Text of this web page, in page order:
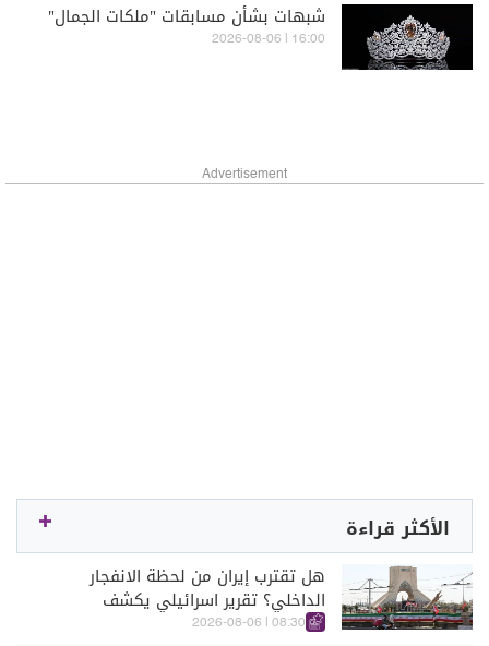
شبهات بشأن مسابقات "ملكات الجمال"
16:00 | 2026-08-06
Advertisement
الأكثر قراءة
هل تقترب إيران من لحظة الانفجار
الداخلي؟ تقرير اسرائيلي يكشف
الكواليس
08:30 | 2026-08-06